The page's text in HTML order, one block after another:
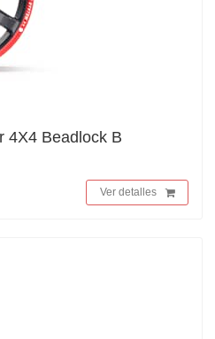
4X4 Beadlock B
Ver detalles